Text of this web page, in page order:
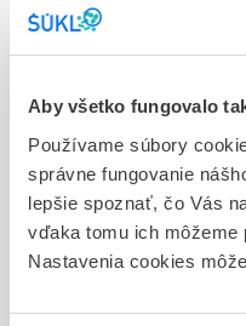
Aby všetko fungovalo
Používame súbory
správne fungovanie
lepšie spoznať, čo Vás
vďaka tomu ich môžeme
Nastavenia cookies
Stav
Typ registračnej
Národná
Držiteľ, krajina
Berlin-Chemie AG,
58 - HYPOTENSIVA